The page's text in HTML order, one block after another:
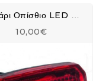
Φανάρι Οπίσθιο LED SELECTA
10,00€